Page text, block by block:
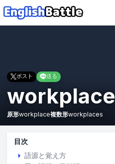
ポスト 送る
workplace
原形workplace複数形workplaces
目次
語源と覚え方